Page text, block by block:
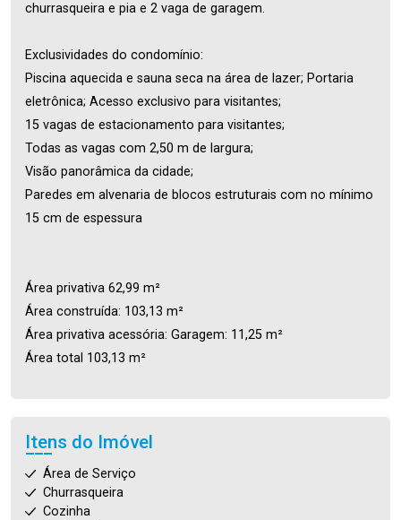
churrasqueira e pia e 2 vaga de garagem.
Exclusividades do condomínio:
Piscina aquecida e sauna seca na área de lazer; Portaria
eletrônica; Acesso exclusivo para visitantes;
15 vagas de estacionamento para visitantes;
Todas as vagas com 2,50 m de largura;
Visão panorâmica da cidade;
Paredes em alvenaria de blocos estruturais com no mínimo
15 cm de espessura
Área privativa 62,99 m²
Área construída: 103,13 m²
Área privativa acessória: Garagem: 11,25 m²
Área total 103,13 m²
Itens do Imóvel
Área de Serviço
Churrasqueira
Cozinha